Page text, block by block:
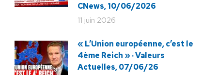
CNews, 10/06/2026
11 juin 2026
« L’Union européenne, c’est le
4ème Reich » · Valeurs
Actuelles, 07/06/26